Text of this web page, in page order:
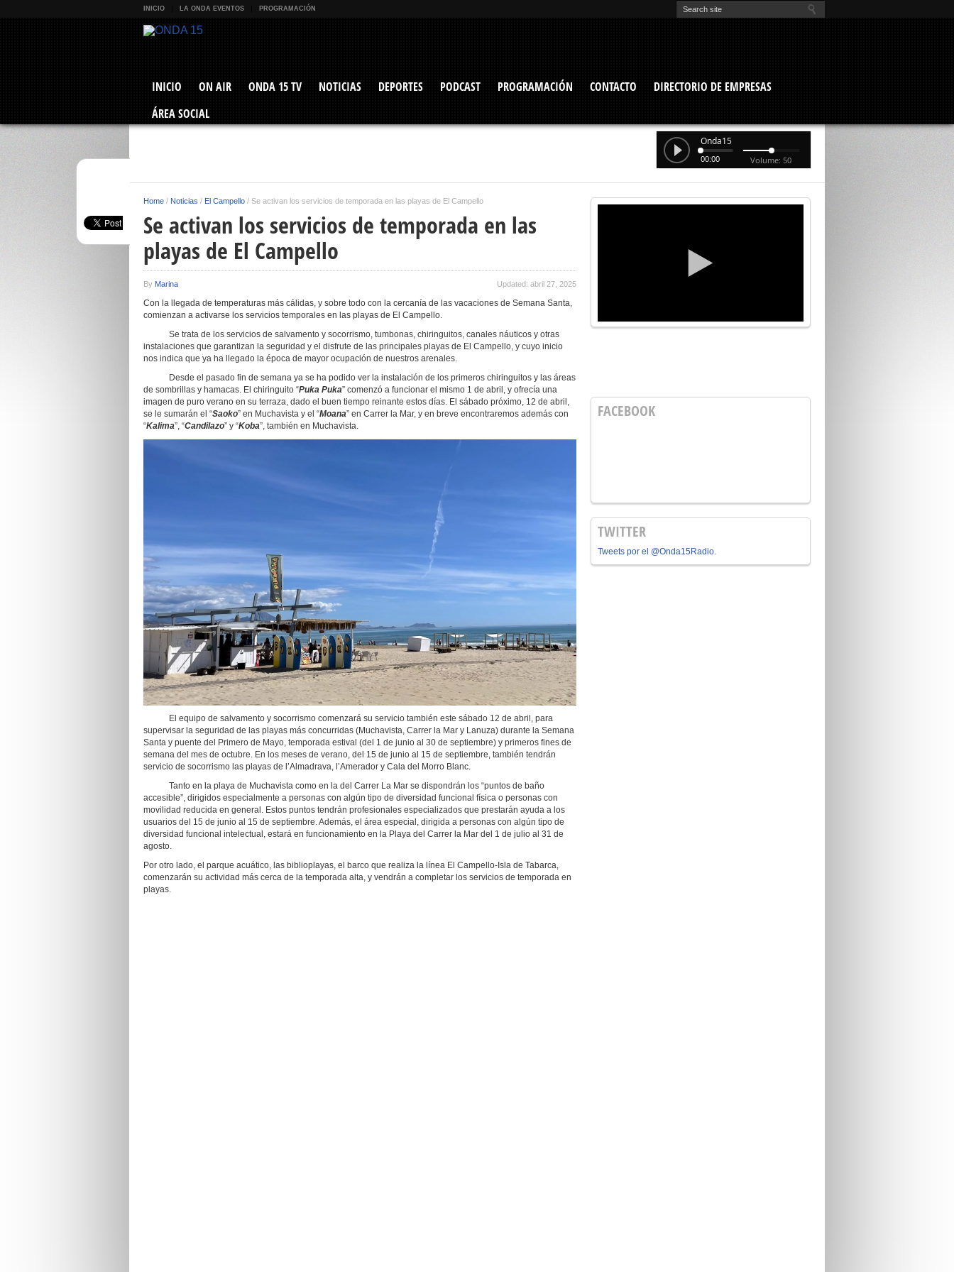
INICIO LA ONDA EVENTOS PROGRAMACIÓN
INICIO ON AIR ONDA 15 TV NOTICIAS DEPORTES PODCAST PROGRAMACIÓN CONTACTO
DIRECTORIO DE EMPRESAS
ÁREA SOCIAL
Onda15
00:00 Volume: 50
Home / Noticias / El Campello / Se activan los servicios de temporada en las playas de El Campello
Se activan los servicios de temporada en las
playas de El Campello
By Marina Updated: abril 27, 2025
Con la llegada de temperaturas más cálidas, y sobre todo con la cercanía de las vacaciones de Semana Santa,
comienzan a activarse los servicios temporales en las playas de El Campello.
Se trata de los servicios de salvamento y socorrismo, tumbonas, chiringuitos, canales náuticos y otras
instalaciones que garantizan la seguridad y el disfrute de las principales playas de El Campello, y cuyo inicio
nos indica que ya ha llegado la época de mayor ocupación de nuestros arenales.
Desde el pasado fin de semana ya se ha podido ver la instalación de los primeros chiringuitos y las áreas
de sombrillas y hamacas. El chiringuito “Puka Puka” comenzó a funcionar el mismo 1 de abril, y ofrecía una
imagen de puro verano en su terraza, dado el buen tiempo reinante estos días. El sábado próximo, 12 de abril,
se le sumarán el “Saoko” en Muchavista y el “Moana” en Carrer la Mar, y en breve encontraremos además con
“Kalima”, “Candilazo” y “Koba”, también en Muchavista.
El equipo de salvamento y socorrismo comenzará su servicio también este sábado 12 de abril, para
supervisar la seguridad de las playas más concurridas (Muchavista, Carrer la Mar y Lanuza) durante la Semana
Santa y puente del Primero de Mayo, temporada estival (del 1 de junio al 30 de septiembre) y primeros fines de
semana del mes de octubre. En los meses de verano, del 15 de junio al 15 de septiembre, también tendrán
servicio de socorrismo las playas de l’Almadrava, l’Amerador y Cala del Morro Blanc.
Tanto en la playa de Muchavista como en la del Carrer La Mar se dispondrán los “puntos de baño
accesible”, dirigidos especialmente a personas con algún tipo de diversidad funcional física o personas con
movilidad reducida en general. Estos puntos tendrán profesionales especializados que prestarán ayuda a los
usuarios del 15 de junio al 15 de septiembre. Además, el área especial, dirigida a personas con algún tipo de
diversidad funcional intelectual, estará en funcionamiento en la Playa del Carrer la Mar del 1 de julio al 31 de
agosto.
Por otro lado, el parque acuático, las biblioplayas, el barco que realiza la línea El Campello-Isla de Tabarca,
comenzarán su actividad más cerca de la temporada alta, y vendrán a completar los servicios de temporada en
playas.
FACEBOOK
TWITTER
Tweets por el @Onda15Radio.